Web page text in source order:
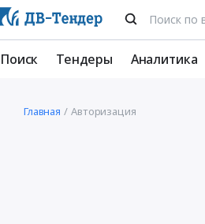
Поиск Тендеры Аналитика
Главная Авторизация